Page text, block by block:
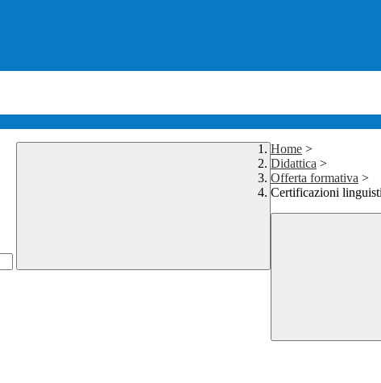
Home >
Didattica >
Offerta formativa >
Certificazioni